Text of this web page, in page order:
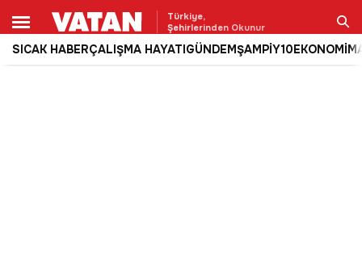
Türkiye,
Şehirlerinden Okunur
SICAK HABERÇALIŞMA HAYATIGÜNDEMŞAMPİY10EKONOMİ
Ara